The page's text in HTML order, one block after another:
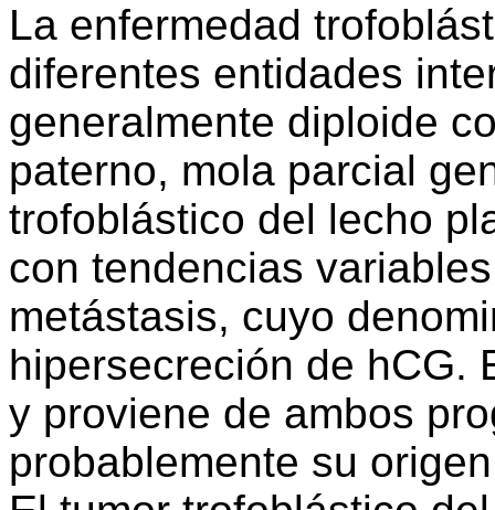
La enfermedad
diferentes entidades
generalmente diploide
paterno, mola parcial
trofoblástico del lecho
con tendencias
metástasis, cuyo
hipersecreción de hCG.
y proviene de ambos
probablemente su